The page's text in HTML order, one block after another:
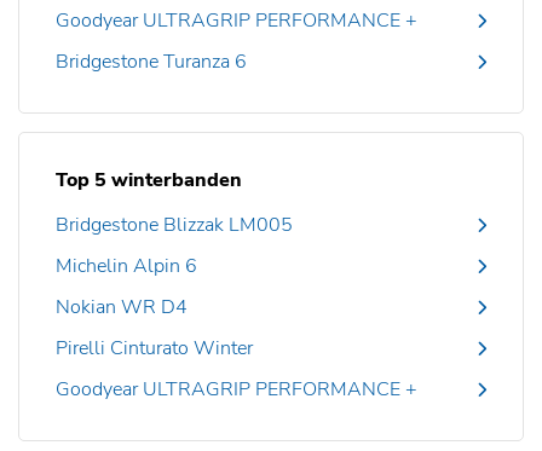
Goodyear ULTRAGRIP PERFORMANCE +
Bridgestone Turanza 6
Top 5 winterbanden
Bridgestone Blizzak LM005
Michelin Alpin 6
Nokian WR D4
Pirelli Cinturato Winter
Goodyear ULTRAGRIP PERFORMANCE +